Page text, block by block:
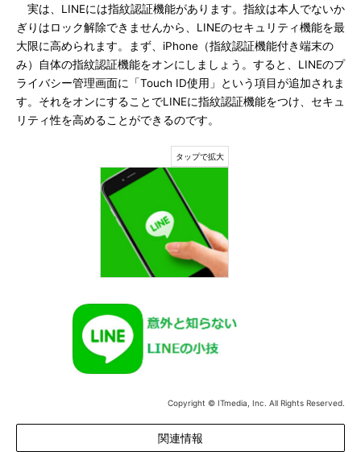
実は、LINEには指紋認証機能があります。指紋は本人でないか
ぎりはロック解除できませんから、LINEのセキュリティ機能を最
大限に高められます。まず、iPhone（指紋認証機能付き端末の
み）自体の指紋認証機能をオンにしましょう。すると、LINEのプ
ライバシー管理画面に「Touch ID使用」という項目が追加されま
す。それをオンにすることでLINEに指紋認証機能をつけ、セキュ
リティ性を高めることができるのです。
Copyright © ITmedia, Inc. All Rights Reserved.
関連情報